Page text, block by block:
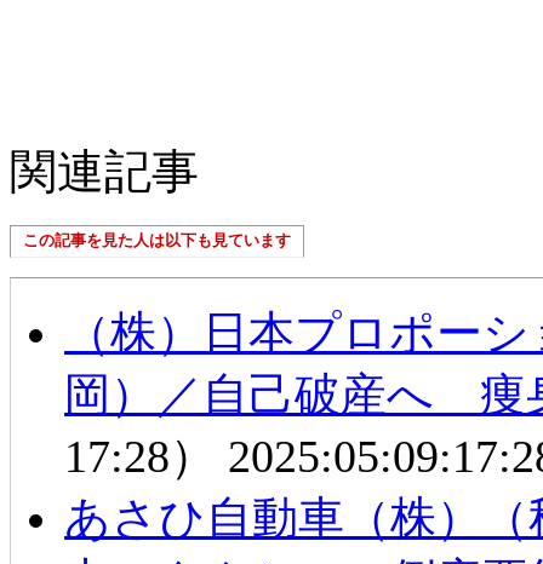
関連記事
この記事を見た人は以下も見ています
（株）日本プロポー
岡）／自己破産へ
17:28）
あさひ自動車（株）